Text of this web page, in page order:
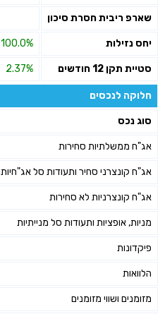
שארפ ריבית חסרת סיכון
יחס נזילות 100.0%
סטיית תקן 12 חודשים 2.37%
חלוקה לנכסים
סוג נכס
אג"ח ממשלתיות סחירות
אג"ח קונצרני סחיר ותעודות סל אג"חיות
אג"ח קונצרניות לא סחירות
מניות, אופציות ותעודות סל מנייתיות
פיקדונות
הלוואות
מזומנים ושווי מזומנים